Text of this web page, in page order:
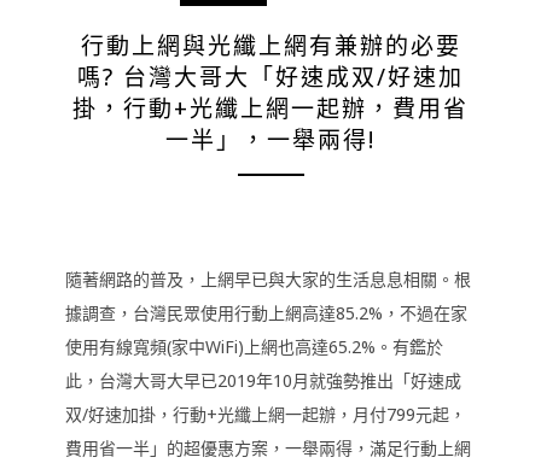
行動上網與光纖上網有兼辦的必要
嗎? 台灣大哥大「好速成双/好速加
掛，行動+光纖上網一起辦，費用省
一半」，一舉兩得!
隨著網路的普及，上網早已與大家的生活息息相關。根
據調查，台灣民眾使用行動上網高達85.2%，不過在家
使用有線寬頻(家中WiFi)上網也高達65.2%。有鑑於
此，台灣大哥大早已2019年10月就強勢推出「好速成
双/好速加掛，行動+光纖上網一起辦，月付799元起，
費用省一半」的超優惠方案，一舉兩得，滿足行動上網